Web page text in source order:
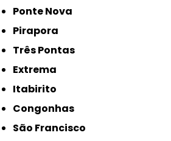
Ponte Nova
Pirapora
Três Pontas
Extrema
Itabirito
Congonhas
São Francisco